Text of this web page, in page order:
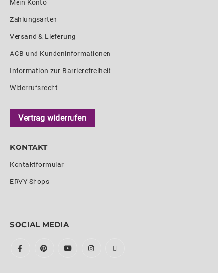
Mein Konto
Zahlungsarten
Versand & Lieferung
AGB und Kundeninformationen
Information zur Barrierefreiheit
Widerrufsrecht
Vertrag widerrufen
KONTAKT
Kontaktformular
ERVY Shops
SOCIAL MEDIA